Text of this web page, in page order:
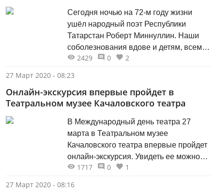
Сегодня ночью на 72-м году жизни
ушёл народный поэт Республики
Татарстан Роберт Миннуллин. Наши
соболезнования вдове и детям, всем
близким.
2429 0
2
27 Март 2020 - 08:23
Онлайн-экскурсия впервые пройдет в
Театральном музее Качаловского театра
В Международный день театра 27
марта в Театральном музее
Качаловского театра впервые пройдет
онлайн-экскурсия. Увидеть ее можно
будет на официальном аккаунте Мэрии
1717 0
1
27 Март 2020 - 08:16